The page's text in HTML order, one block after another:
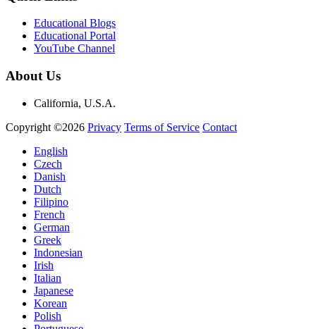
Educational Blogs
Educational Portal
YouTube Channel
About Us
California, U.S.A.
Copyright ©2026 Privacy Terms of Service Contact
English
Czech
Danish
Dutch
Filipino
French
German
Greek
Indonesian
Irish
Italian
Japanese
Korean
Polish